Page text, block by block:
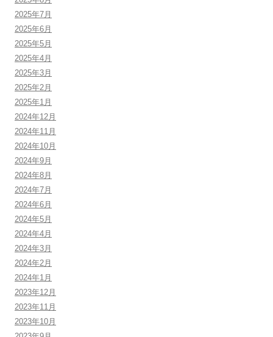
2025年7月
2025年6月
2025年5月
2025年4月
2025年3月
2025年2月
2025年1月
2024年12月
2024年11月
2024年10月
2024年9月
2024年8月
2024年7月
2024年6月
2024年5月
2024年4月
2024年3月
2024年2月
2024年1月
2023年12月
2023年11月
2023年10月